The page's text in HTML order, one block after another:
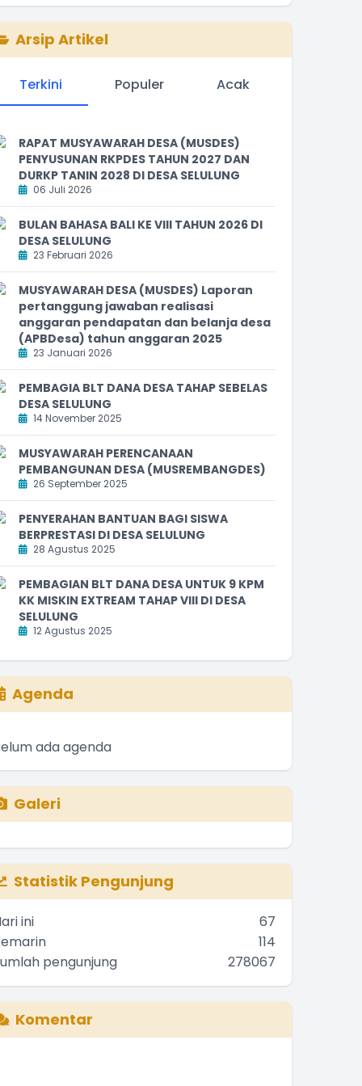
Arsip Artikel
Terkini Populer Acak
RAPAT MUSYAWARAH DESA (MUSDES)
PENYUSUNAN RKPDES TAHUN 2027 DAN
DURKP TANIN 2028 DI DESA SELULUNG
06 Juli 2026
BULAN BAHASA BALI KE VIII TAHUN 2026 DI
DESA SELULUNG
23 Februari 2026
MUSYAWARAH DESA (MUSDES) Laporan
pertanggung jawaban realisasi
anggaran pendapatan dan belanja desa
(APBDesa) tahun anggaran 2025
23 Januari 2026
PEMBAGIA BLT DANA DESA TAHAP SEBELAS
DESA SELULUNG
14 November 2025
MUSYAWARAH PERENCANAAN
PEMBANGUNAN DESA (MUSREMBANGDES)
26 September 2025
PENYERAHAN BANTUAN BAGI SISWA
BERPRESTASI DI DESA SELULUNG
28 Agustus 2025
PEMBAGIAN BLT DANA DESA UNTUK 9 KPM
KK MISKIN EXTREAM TAHAP VIII DI DESA
SELULUNG
12 Agustus 2025
Agenda
ada agenda
Galeri
Statistik Pengunjung
ini
67
114
pengunjung
278067
Komentar